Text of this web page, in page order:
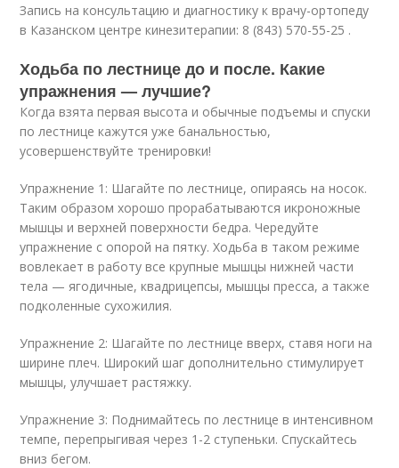
Запись на консультацию и диагностику к врачу-ортопеду
в Казанском центре кинезитерапии: 8 (843) 570-55-25 .
Ходьба по лестнице до и после. Какие
упражнения — лучшие?
Когда взята первая высота и обычные подъемы и спуски
по лестнице кажутся уже банальностью,
усовершенствуйте тренировки!
Упражнение 1: Шагайте по лестнице, опираясь на носок.
Таким образом хорошо прорабатываются икроножные
мышцы и верхней поверхности бедра. Чередуйте
упражнение с опорой на пятку. Ходьба в таком режиме
вовлекает в работу все крупные мышцы нижней части
тела — ягодичные, квадрицепсы, мышцы пресса, а также
подколенные сухожилия.
Упражнение 2: Шагайте по лестнице вверх, ставя ноги на
ширине плеч. Широкий шаг дополнительно стимулирует
мышцы, улучшает растяжку.
Упражнение 3: Поднимайтесь по лестнице в интенсивном
темпе, перепрыгивая через 1-2 ступеньки. Спускайтесь
вниз бегом.